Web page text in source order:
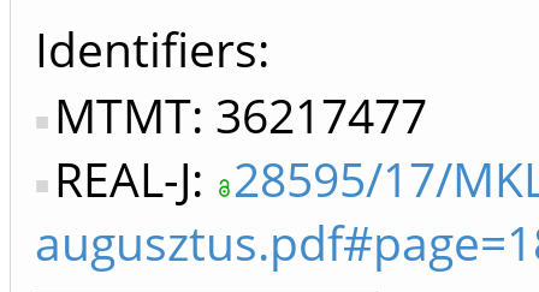
Identifiers
MTMT: 36217477
REAL-J: 28595/17/